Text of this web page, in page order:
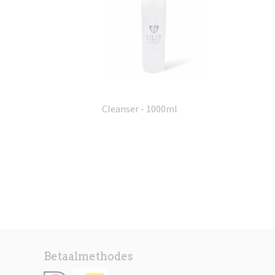
Cleanser - 1000ml
Betaalmethodes